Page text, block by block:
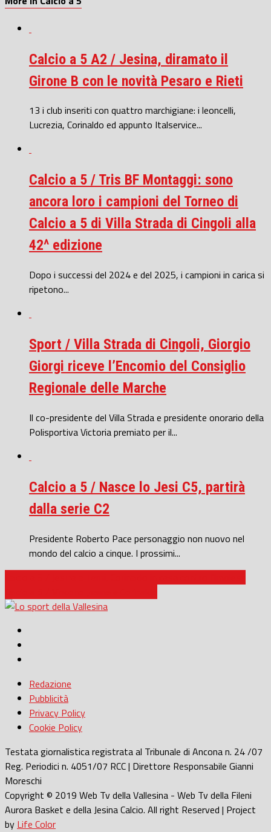
Calcio a 5 A2 / Jesina, diramato il
Girone B con le novità Pesaro e Rieti
13 i club inseriti con quattro marchigiane: i leoncelli,
Lucrezia, Corinaldo ed appunto Italservice...
Calcio a 5 / Tris BF Montaggi: sono
ancora loro i campioni del Torneo di
Calcio a 5 di Villa Strada di Cingoli alla
42^ edizione
Dopo i successi del 2024 e del 2025, i campioni in carica si
ripetono...
Sport / Villa Strada di Cingoli, Giorgio
Giorgi riceve l’Encomio del Consiglio
Regionale delle Marche
Il co-presidente del Villa Strada e presidente onorario della
Polisportiva Victoria premiato per il...
Calcio a 5 / Nasce lo Jesi C5, partirà
dalla serie C2
Presidente Roberto Pace personaggio non nuovo nel
mondo del calcio a cinque. I prossimi...
Redazione
Pubblicità
Privacy Policy
Cookie Policy
Testata giornalistica registrata al Tribunale di Ancona n. 24 /07
Reg. Periodici n. 4051/07 RCC | Direttore Responsabile Gianni
Moreschi
Copyright © 2019 Web Tv della Vallesina - Web Tv della Fileni
Aurora Basket e della Jesina Calcio. All right Reserved | Project
by Life Color